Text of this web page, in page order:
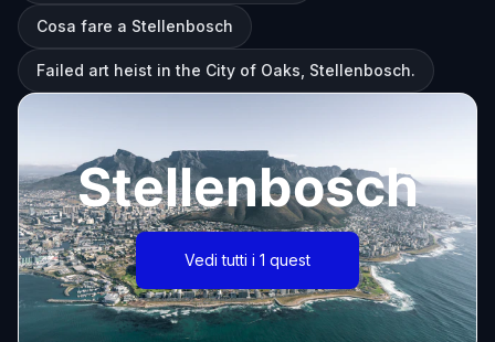
Cosa fare a Stellenbosch
Failed art heist in the City of Oaks, Stellenbosch.
Stellenbosch
Vedi tutti i 1 quest